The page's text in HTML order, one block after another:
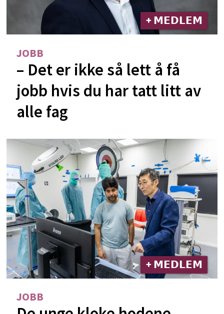
+ 𝗠𝗘𝗗𝗟𝗘𝗠
JOBB
– Det er ikke så lett å få
jobb hvis du har tatt litt av
alle fag
+ 𝗠𝗘𝗗𝗟𝗘𝗠
JOBB